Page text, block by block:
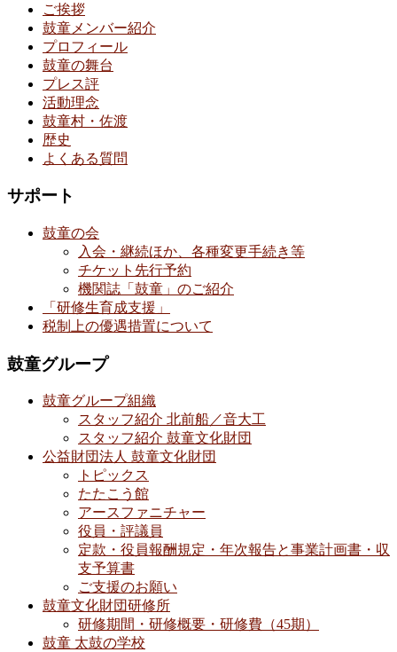
ご挨拶
鼓童メンバー紹介
プロフィール
鼓童の舞台
プレス評
活動理念
鼓童村・佐渡
歴史
よくある質問
サポート
鼓童の会
入会・継続ほか、各種変更手続き等
チケット先行予約
機関誌「鼓童」のご紹介
「研修生育成支援」
税制上の優遇措置について
鼓童グループ
鼓童グループ組織
スタッフ紹介 北前船／音大工
スタッフ紹介 鼓童文化財団
公益財団法人 鼓童文化財団
トピックス
たたこう館
アースファニチャー
役員・評議員
定款・役員報酬規定・年次報告と事業計画書・収
支予算書
ご支援のお願い
鼓童文化財団研修所
研修期間・研修概要・研修費（45期）
鼓童 太鼓の学校